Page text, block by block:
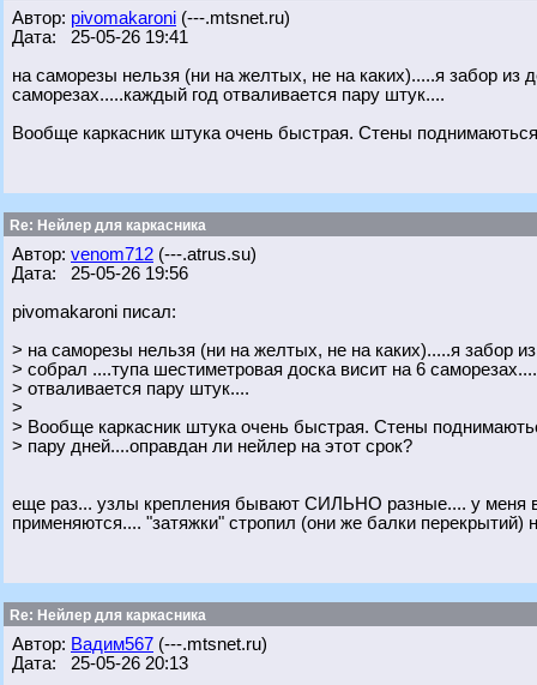
Автор: pivomakaroni (---.mtsnet.ru)
Дата: 25-05-26 19:41
на саморезы нельзя (ни на желтых, не на каких).....я забор
саморезах.....каждый год отваливается пару штук....
Вообще каркасник штука очень быстрая. Стены
Re: Нейлер для каркасника
Автор: venom712 (---.atrus.su)
Дата: 25-05-26 19:56
pivomakaroni писал:
> на саморезы нельзя (ни на желтых, не на каких).....я забор
> собрал ....тупа шестиметровая доска висит на 6
> отваливается пару штук....
>
> Вообще каркасник штука очень быстрая. Стены
> пару дней....оправдан ли нейлер на этот срок?
еще раз... узлы крепления бывают СИЛЬНО разные.... у меня
применяются.... "затяжки" стропил (они же балки перекрытий)
Re: Нейлер для каркасника
Автор: Вадим567 (---.mtsnet.ru)
Дата: 25-05-26 20:13